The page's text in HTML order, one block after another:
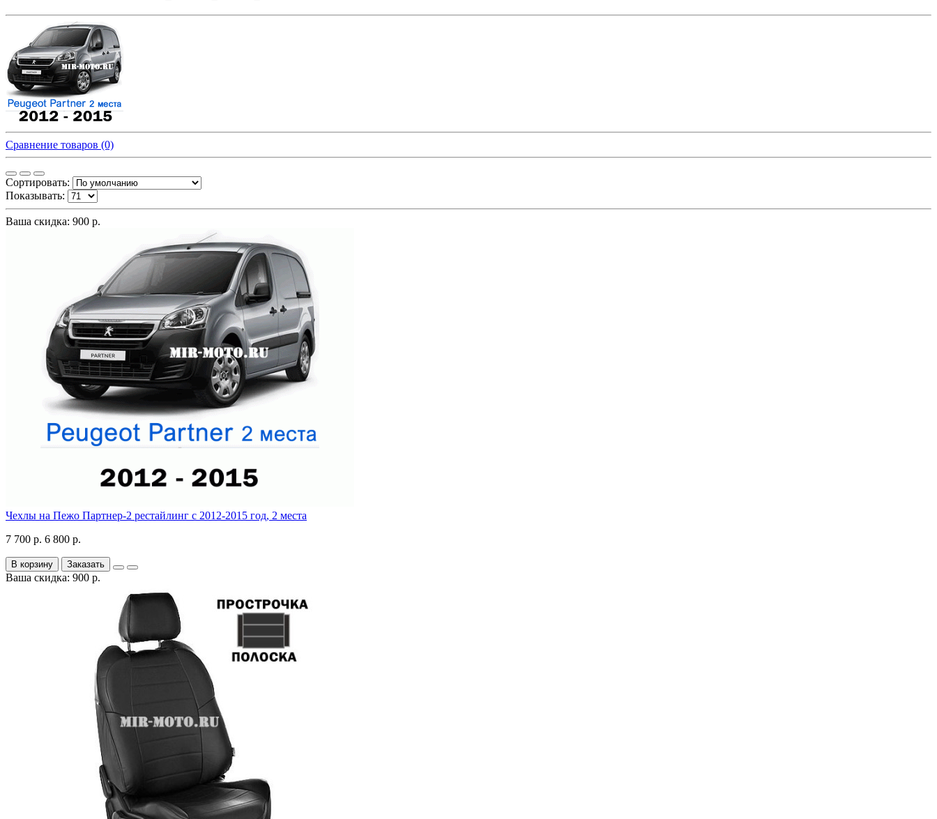
Сравнение товаров (0)
Сортировать:
Показывать:
Ваша скидка: 900 р.
Чехлы на Пежо Партнер-2 рестайлинг с 2012-2015 год, 2 места
7 700 р. 6 800 р.
В корзину Заказать
Ваша скидка: 900 р.